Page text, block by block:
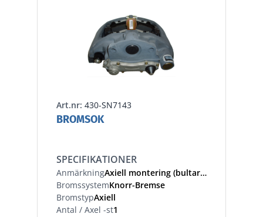
Art.nr: 430-SN7143
BROMSOK
SPECIFIKATIONER
Anmärkning
Axiell montering (bultar från sidan)
BromssystemKnorr-Bremse
BromstypAxiell
Antal / Axel -st1